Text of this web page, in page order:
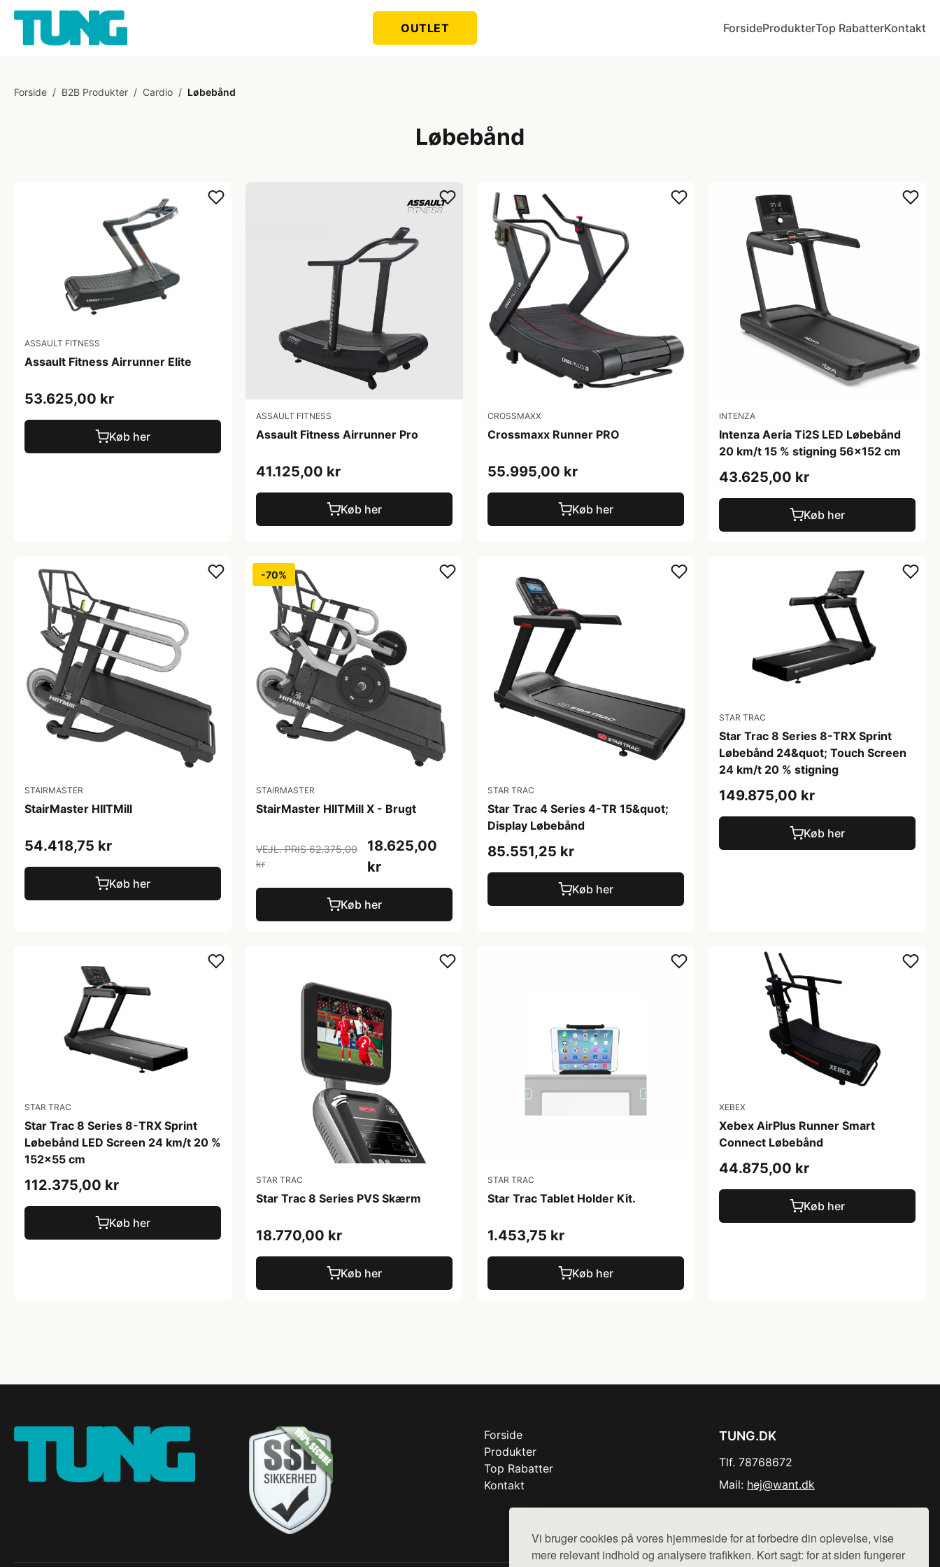
Vi bruger cookies på vores hjemmeside for at forbedre din oplevelse, vise
mere relevant indhold og analysere trafikken. Kort sagt: for at siden fungerer
OUTLET ForsideProdukterTop RabatterKontakt
Forside / B2B Produkter / Cardio / Løbebånd
Løbebånd
ASSAULT FITNESS
Assault Fitness Airrunner Elite
53.625,00 kr
Køb her
ASSAULT FITNESS
Assault Fitness Airrunner Pro
41.125,00 kr
Køb her
CROSSMAXX
Crossmaxx Runner PRO
55.995,00 kr
Køb her
INTENZA
Intenza Aeria Ti2S LED Løbebånd
20 km/t 15 % stigning 56x152 cm
43.625,00 kr
Køb her
STAIRMASTER
StairMaster HIITMill
54.418,75 kr
Køb her
-70%
STAIRMASTER
StairMaster HIITMill X - Brugt
VEJL. PRIS 62.375,00
kr
18.625,00
kr
Køb her
STAR TRAC
Star Trac 4 Series 4-TR 15&quot;
Display Løbebånd
85.551,25 kr
Køb her
STAR TRAC
Star Trac 8 Series 8-TRX Sprint
Løbebånd 24&quot; Touch Screen
24 km/t 20 % stigning
149.875,00 kr
Køb her
STAR TRAC
Star Trac 8 Series 8-TRX Sprint
Løbebånd LED Screen 24 km/t 20 %
152x55 cm
112.375,00 kr
Køb her
STAR TRAC
Star Trac 8 Series PVS Skærm
18.770,00 kr
Køb her
STAR TRAC
Star Trac Tablet Holder Kit.
1.453,75 kr
Køb her
XEBEX
Xebex AirPlus Runner Smart
Connect Løbebånd
44.875,00 kr
Køb her
Forside
Produkter
Top Rabatter
Kontakt
TUNG.DK
Tlf. 78768672
Mail: hej@want.dk